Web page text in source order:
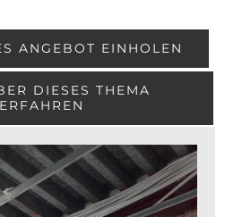
ANGEBOT EINHOLEN
DIESES THEMA
ERFAHREN